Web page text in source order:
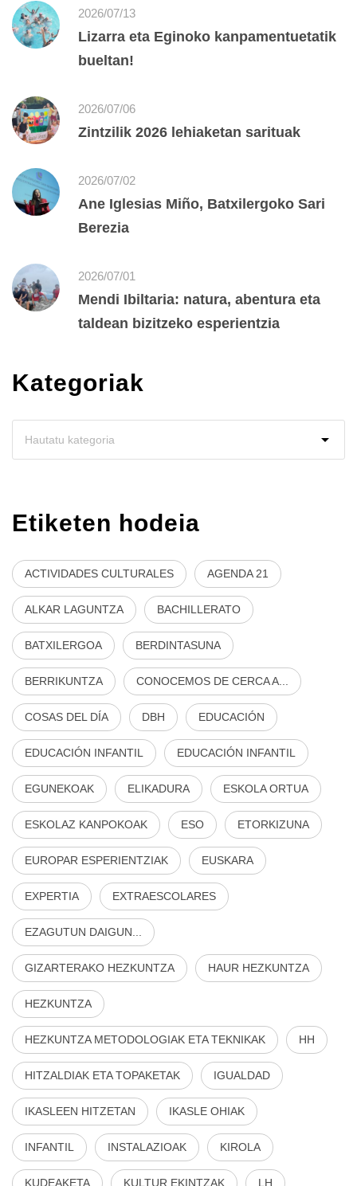
2026/07/13
Lizarra eta Eginoko kanpamentuetatik
bueltan!
2026/07/06
Zintzilik 2026 lehiaketan sarituak
2026/07/02
Ane Iglesias Miño, Batxilergoko Sari
Berezia
2026/07/01
Mendi Ibiltaria: natura, abentura eta
taldean bizitzeko esperientzia
Kategoriak
Etiketen hodeia
ACTIVIDADES CULTURALES AGENDA 21
ALKAR LAGUNTZA BACHILLERATO
BATXILERGOA BERDINTASUNA
BERRIKUNTZA CONOCEMOS DE CERCA A...
COSAS DEL DÍA DBH EDUCACIÓN
EDUCACIÓN INFANTIL EDUCACIÓN INFANTIL
EGUNEKOAK ELIKADURA ESKOLA ORTUA
ESKOLAZ KANPOKOAK ESO ETORKIZUNA
EUROPAR ESPERIENTZIAK EUSKARA
EXPERTIA EXTRAESCOLARES
EZAGUTUN DAIGUN...
GIZARTERAKO HEZKUNTZA HAUR HEZKUNTZA
HEZKUNTZA
HEZKUNTZA METODOLOGIAK ETA TEKNIKAK HH
HITZALDIAK ETA TOPAKETAK IGUALDAD
IKASLEEN HITZETAN IKASLE OHIAK
INFANTIL INSTALAZIOAK KIROLA
KUDEAKETA KULTUR EKINTZAK LH